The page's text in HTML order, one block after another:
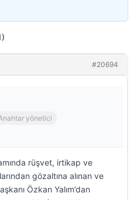
#20694
yönetici
rüşvet, irtikap ve
gözaltına alınan ve
Özkan Yalım’dan